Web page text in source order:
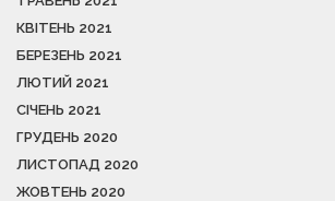
КВІТЕНЬ 2021
БЕРЕЗЕНЬ 2021
ЛЮТИЙ 2021
СІЧЕНЬ 2021
ГРУДЕНЬ 2020
ЛИСТОПАД 2020
ЖОВТЕНЬ 2020